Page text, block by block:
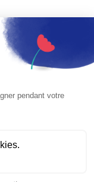
pendant votre
droits